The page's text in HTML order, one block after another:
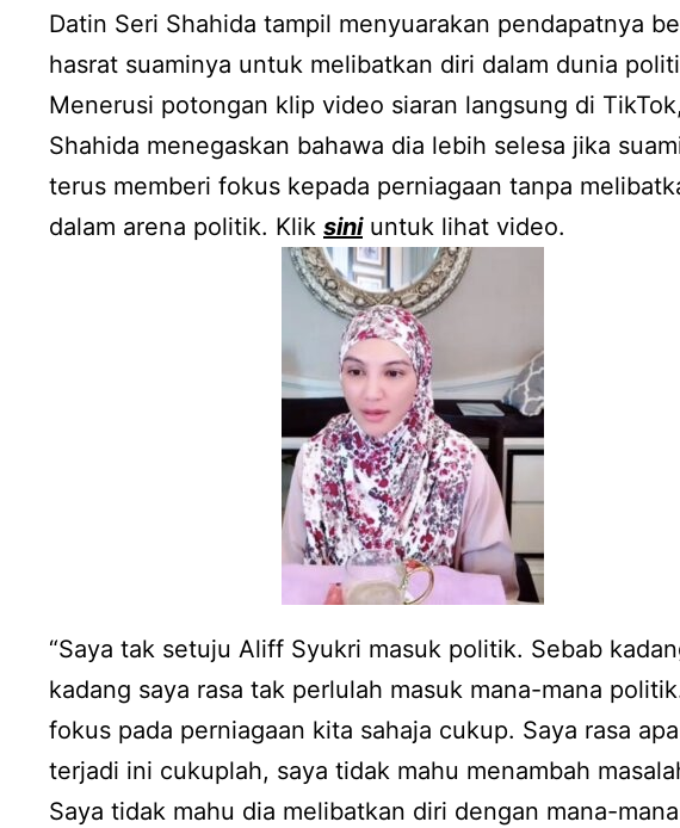
Datin Seri Shahida tampil menyuarakan pendapatnya
hasrat suaminya untuk melibatkan diri dalam dunia
Menerusi potongan klip video siaran langsung di TikTok,
Shahida menegaskan bahawa dia lebih selesa jika
terus memberi fokus kepada perniagaan tanpa
dalam arena politik. Klik siniuntuk lihat video.
“Saya tak setuju Aliff Syukri masuk politik. Sebab
kadang saya rasa tak perlulah masuk mana-mana
fokus pada perniagaan kita sahaja cukup. Saya rasa
terjadi ini cukuplah, saya tidak mahu menambah
Saya tidak mahu dia melibatkan diri dengan mana-